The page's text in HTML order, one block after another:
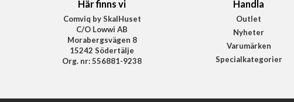
Här finns vi
Comviq by SkalHuset
C/O Lowwi AB
Morabergsvägen 8
15242 Södertälje
Org. nr: 556881-9238
Handla
Outlet
Nyheter
Varumärken
Specialkategorier